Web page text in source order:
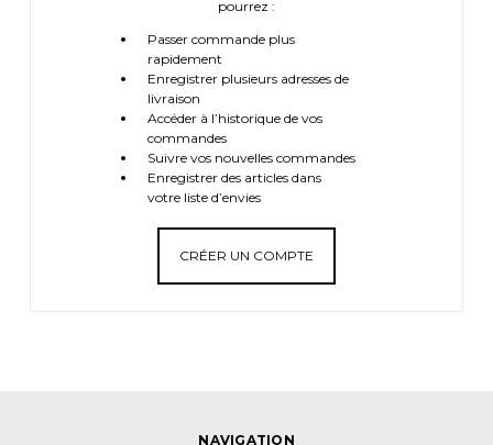
pourrez :
Passer commande plus
rapidement
Enregistrer plusieurs adresses de
livraison
Accéder à l’historique de vos
commandes
Suivre vos nouvelles commandes
Enregistrer des articles dans
votre liste d’envies
CRÉER UN COMPTE
NAVIGATION